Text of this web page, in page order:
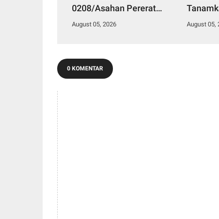
0208/Asahan Pererat
Silaturahmi Lewat Komsos
August 05, 2026
Lewat
August 05,
0 KOMENTAR